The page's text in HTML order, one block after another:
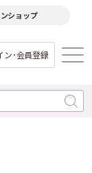
ショップ
ン･会員登録